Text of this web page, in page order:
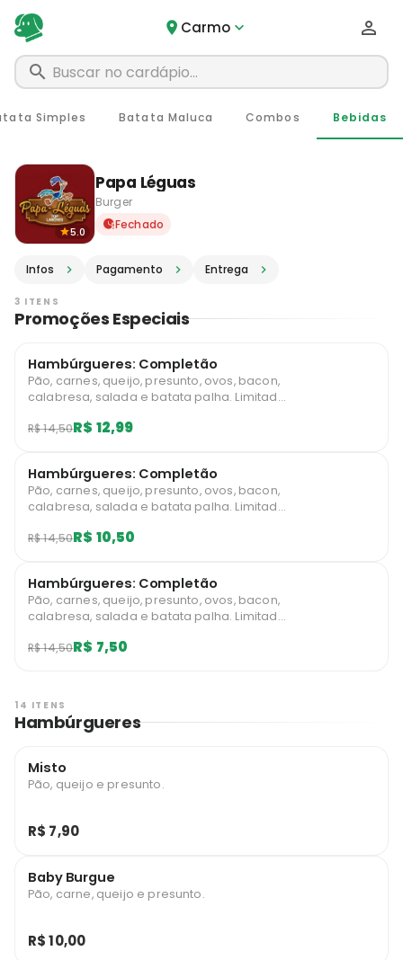
Carmo
5.0
Papa Léguas
Burger
Delivery em Carmo - RJ ·
Fechado
Infos Pagamento Entrega
Simples Batata Maluca Combos Bebidas
3 ITENS
Promoções Especiais
Hambúrgueres: Completão
Pão, carnes, queijo, presunto, ovos, bacon,
calabresa, salada e batata palha. Limitado
R$ 14,50R$ 12,99
Hambúrgueres: Completão
Pão, carnes, queijo, presunto, ovos, bacon,
calabresa, salada e batata palha. Limitado
R$ 14,50R$ 10,50
Hambúrgueres: Completão
Pão, carnes, queijo, presunto, ovos, bacon,
calabresa, salada e batata palha. Limitado
R$ 14,50R$ 7,50
14 ITENS
Hambúrgueres
Misto
Pão, queijo e presunto.
R$ 7,90
Baby Burgue
Pão, carne, queijo e presunto.
R$ 10,00